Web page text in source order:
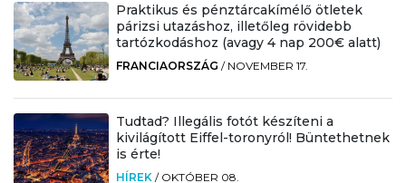
Praktikus és pénztárcakímélő ötletek
párizsi utazáshoz, illetőleg rövidebb
tartózkodáshoz (avagy 4 nap 200€ alatt)
FRANCIAORSZÁG / NOVEMBER 17.
Tudtad? Illegális fotót készíteni a
kivilágított Eiffel-toronyról! Büntethetnek
is érte!
HÍREK / OKTÓBER 08.